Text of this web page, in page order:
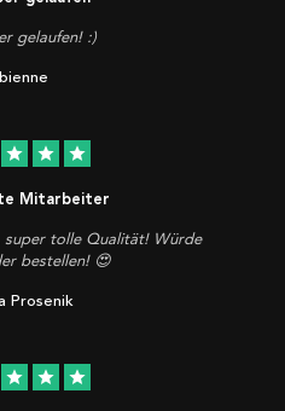
gelaufen! :)
star star star
Mitarbeiter
tolle Qualität! Würde
bestellen! 😍
Prosenik
star star star